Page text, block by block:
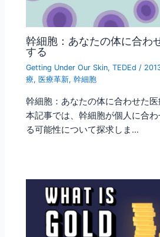
幹細胞：あなたの体に合わ
する
Getting Under Our Skin,TEDEd /
療, 医療革新,幹細胞
幹細胞：あなたの体に合わせた
本記事では、幹細胞が個人に合
る可能性について探求しま…